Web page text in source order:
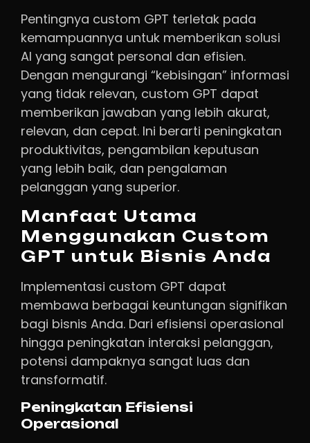
Pentingnya custom GPT terletak pada
kemampuannya untuk memberikan solusi
AI yang sangat personal dan efisien.
Dengan mengurangi “kebisingan” informasi
yang tidak relevan, custom GPT dapat
memberikan jawaban yang lebih akurat,
relevan, dan cepat. Ini berarti peningkatan
produktivitas, pengambilan keputusan
yang lebih baik, dan pengalaman
pelanggan yang superior.
Manfaat Utama
Menggunakan Custom
GPT untuk Bisnis Anda
Implementasi custom GPT dapat
membawa berbagai keuntungan signifikan
bagi bisnis Anda. Dari efisiensi operasional
hingga peningkatan interaksi pelanggan,
potensi dampaknya sangat luas dan
transformatif.
Peningkatan Efisiensi
Operasional